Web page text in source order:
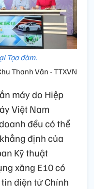
Tọa đàm.
Thanh Vân - TTXVN
máy do Hiệp
Việt Nam
đều có thể
định của
Kỹ thuật
xăng E10 có
điện tử Chính